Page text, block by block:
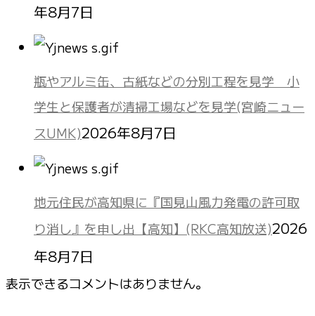
年8月7日
瓶やアルミ缶、古紙などの分別工程を見学 小
学生と保護者が清掃工場などを見学(宮崎ニュー
スUMK)2026年8月7日
地元住民が高知県に『国見山風力発電の許可取
り消し』を申し出【高知】(RKC高知放送)2026
年8月7日
表示できるコメントはありません。